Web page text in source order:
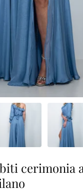
cerimonia